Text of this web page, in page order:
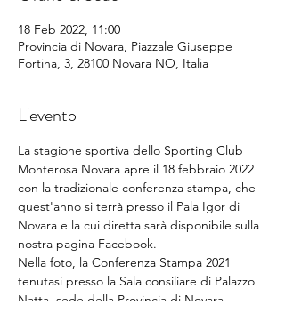
18 Feb 2022, 11:00
Provincia di Novara, Piazzale Giuseppe
Fortina, 3, 28100 Novara NO, Italia
L'evento
La stagione sportiva dello Sporting Club
Monterosa Novara apre il 18 febbraio 2022
con la tradizionale conferenza stampa, che
quest'anno si terrà presso il Pala Igor di
Novara e la cui diretta sarà disponibile sulla
nostra pagina Facebook.
Nella foto, la Conferenza Stampa 2021
tenutasi presso la Sala consiliare di Palazzo
Natta, sede della Provincia di Novara.